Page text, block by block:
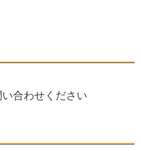
合わせください